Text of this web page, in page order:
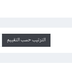
الترتيب حسب التقييم